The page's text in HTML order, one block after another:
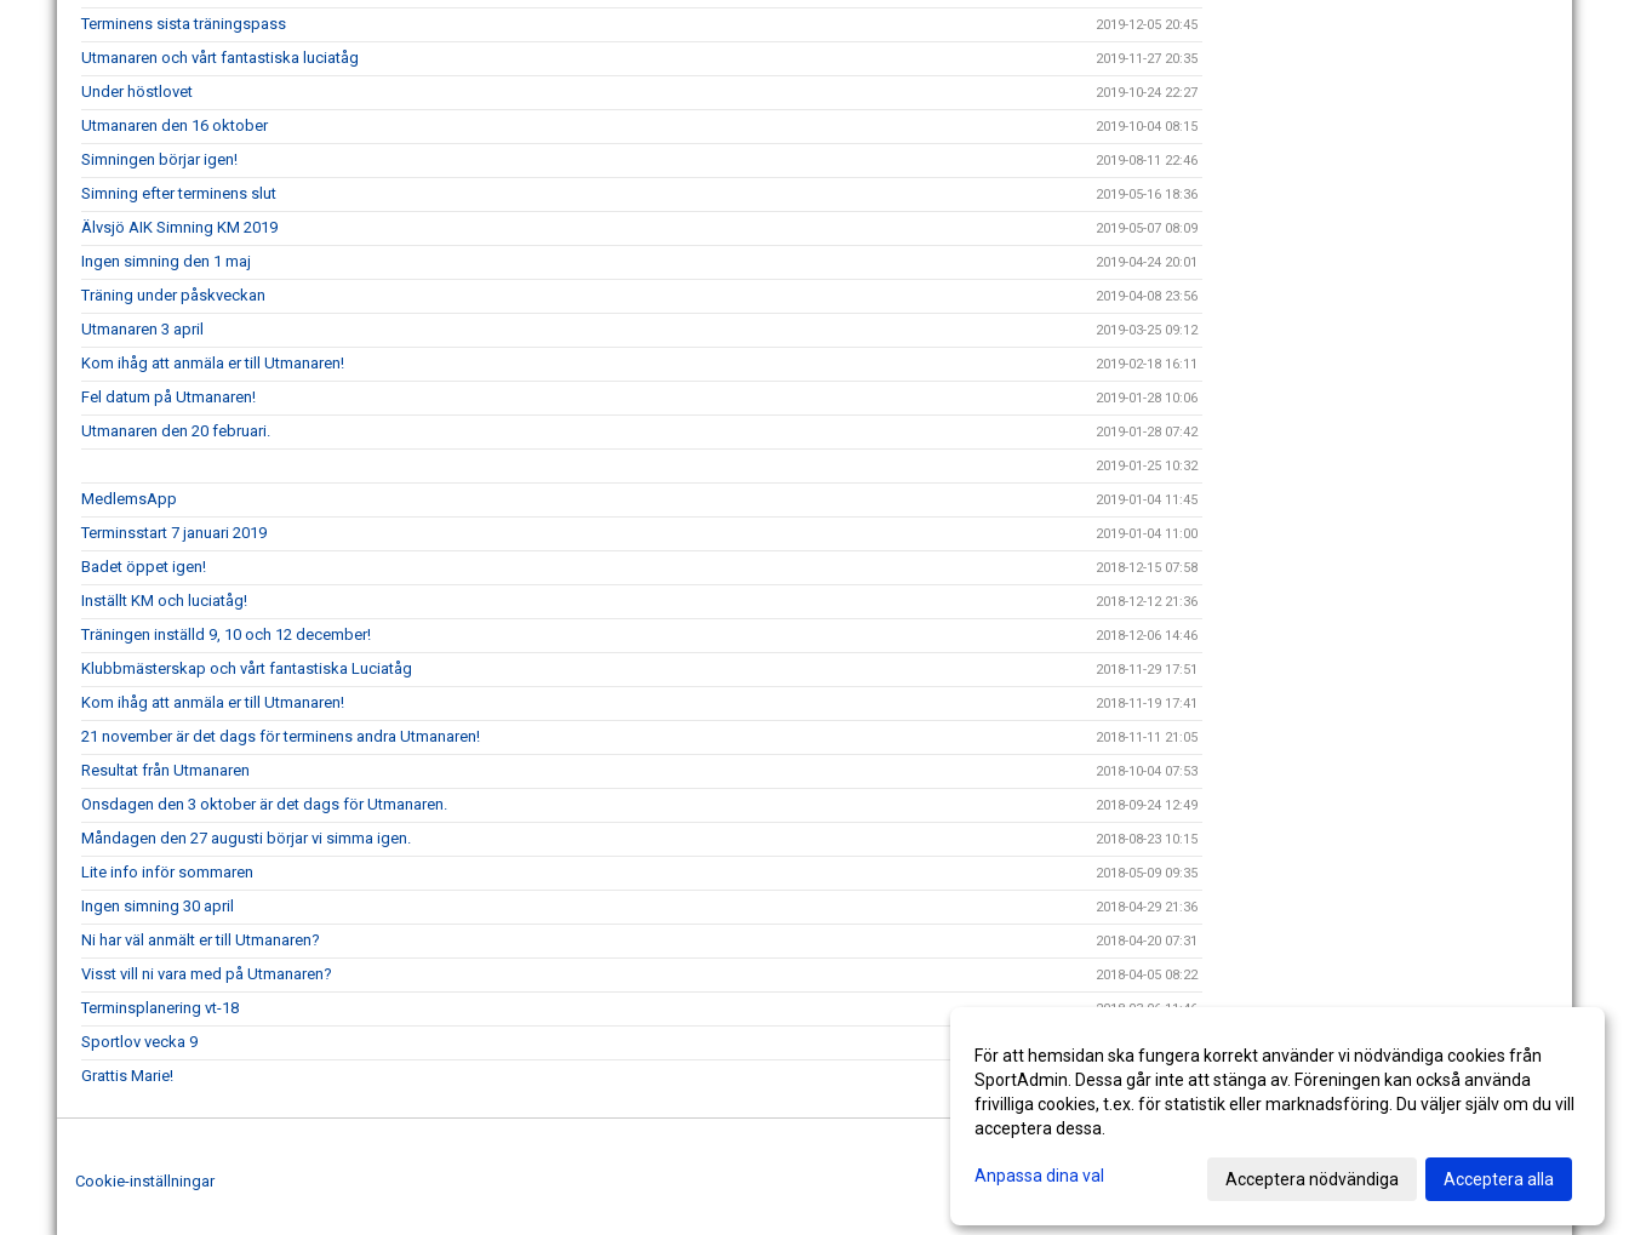
Terminens sista träningspass 2019-12-05 20:45
Utmanaren och vårt fantastiska luciatåg 2019-11-27 20:35
Under höstlovet 2019-10-24 22:27
Utmanaren den 16 oktober 2019-10-04 08:15
Simningen börjar igen! 2019-08-11 22:46
Simning efter terminens slut 2019-05-16 18:36
Älvsjö AIK Simning KM 2019 2019-05-07 08:09
Ingen simning den 1 maj 2019-04-24 20:01
Träning under påskveckan 2019-04-08 23:56
Utmanaren 3 april 2019-03-25 09:12
Kom ihåg att anmäla er till Utmanaren! 2019-02-18 16:11
Fel datum på Utmanaren! 2019-01-28 10:06
Utmanaren den 20 februari. 2019-01-28 07:42
2019-01-25 10:32
MedlemsApp 2019-01-04 11:45
Terminsstart 7 januari 2019 2019-01-04 11:00
Badet öppet igen! 2018-12-15 07:58
Inställt KM och luciatåg! 2018-12-12 21:36
Träningen inställd 9, 10 och 12 december! 2018-12-06 14:46
Klubbmästerskap och vårt fantastiska Luciatåg 2018-11-29 17:51
Kom ihåg att anmäla er till Utmanaren! 2018-11-19 17:41
21 november är det dags för terminens andra Utmanaren! 2018-11-11 21:05
Resultat från Utmanaren 2018-10-04 07:53
Onsdagen den 3 oktober är det dags för Utmanaren. 2018-09-24 12:49
Måndagen den 27 augusti börjar vi simma igen. 2018-08-23 10:15
Lite info inför sommaren 2018-05-09 09:35
Ingen simning 30 april 2018-04-29 21:36
Ni har väl anmält er till Utmanaren? 2018-04-20 07:31
Visst vill ni vara med på Utmanaren? 2018-04-05 08:22
Terminsplanering vt-18 2018-03-06 11:46
Sportlov vecka 9
Grattis Marie! 2017-11-28 12:38
Cookie-inställningar
För att hemsidan ska fungera korrekt använder vi nödvändiga cookies från
SportAdmin. Dessa går inte att stänga av. Föreningen kan också använda
frivilliga cookies, t.ex. för statistik eller marknadsföring. Du väljer själv om du vill
acceptera dessa.
Anpassa dina val Acceptera nödvändiga Acceptera alla